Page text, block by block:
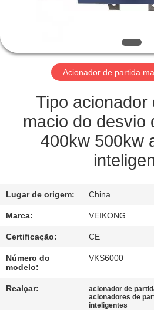
FÁBRICA
CONTROLE
DE
QUALIDADE
ENTRE
PEÇA
UMAS
CITAÇÕES
MAPA
Acionador de partida
Tipo acionador
macio do desvio
400kw 500kw
Lugar de origem: China
Marca: VEIKONG
Certificação: CE
Número do
modelo:
VKS6000
Realçar: acionador de
acionadores de
inteligentes